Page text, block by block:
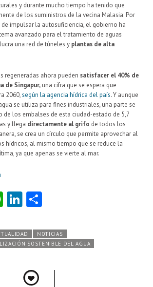
y durante mucho tiempo ha tenido que
de los suministros de la vecina Malasia. Por
impulsar la autosuficiencia, el gobierno ha
avanzado para el tratamiento de aguas
una red de túneles y plantas de alta
regeneradas ahora pueden satisfacer el 40% de
de Singapur, una cifra que se espera que
2060,según la agencia hídrica del país. Y aunque
se utiliza para fines industriales, una parte se
de los embalses de esta ciudad-estado de 5,7
y llega directamente al grifo de todos los
se crea un círculo que permite aprovechar al
hídricos, al mismo tiempo que se reduce la
ya que apenas se vierte al mar.
W
ts
A
Li
e
dI
m
pa
NOTICIAS
SOSTENIBLE DEL AGUA